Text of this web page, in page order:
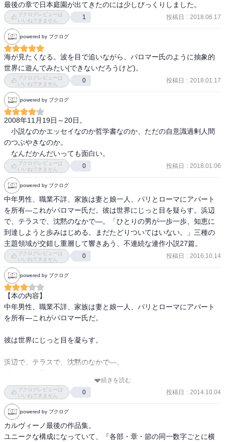
最後の章で日本庭園が出てきたのには少しびっくりしました。
ブクログレビューは
いいねできません
1 投稿日 : 2018.06.17
powered by ブクログ
海が見たくなる。波を目で追いながら、パロマー氏のように抽象的
世界に遊んでみたい(できないだろうけど)。
ブクログレビューは
いいねできません
0 投稿日 : 2018.01.17
powered by ブクログ
2008年11月19日～20日。
小説なのかエッセイなのか哲学書なのか、ただの自意識過剰人間
のつぶやきなのか。
なんだかんだいっても面白い。
ブクログレビューは
いいねできません
0 投稿日 : 2018.01.06
powered by ブクログ
中年男性、職業不詳、家族は妻と娘一人、パリとローマにアパート
を所有―これがパロマー氏だ。彼は世界にじっと目を疑らす。浜辺
で、テラスで、沈黙のなかで―。「ひとりの男が一歩一歩、知恵に
到達しようと歩みはじめる。まだたどりついてはいない。」三種の
主題領域が交錯し重層して響きあう、不連続な連作小説27篇。
ブクログレビューは
いいねできません
0 投稿日 : 2016.10.14
powered by ブクログ
【本の内容】
中年男性、職業不詳、家族は妻と娘一人、パリとローマにアパート
を所有―これがパロマー氏だ。
彼は世界にじっと目を凝らす。
浜辺で、テラスで、沈黙のなかで―。
まだたどりついてはいない。
」三種の主題領域が交錯し重層して響きあう、不連続な連作小説２
７篇。
続きを読む
ブクログレビューは
いいねできません
0 投稿日 : 2014.10.04
powered by ブクログ
カルヴィーノ最後の作品集。
ユニークな構成になっていて、『各部・章・節の同一数字ごとに横